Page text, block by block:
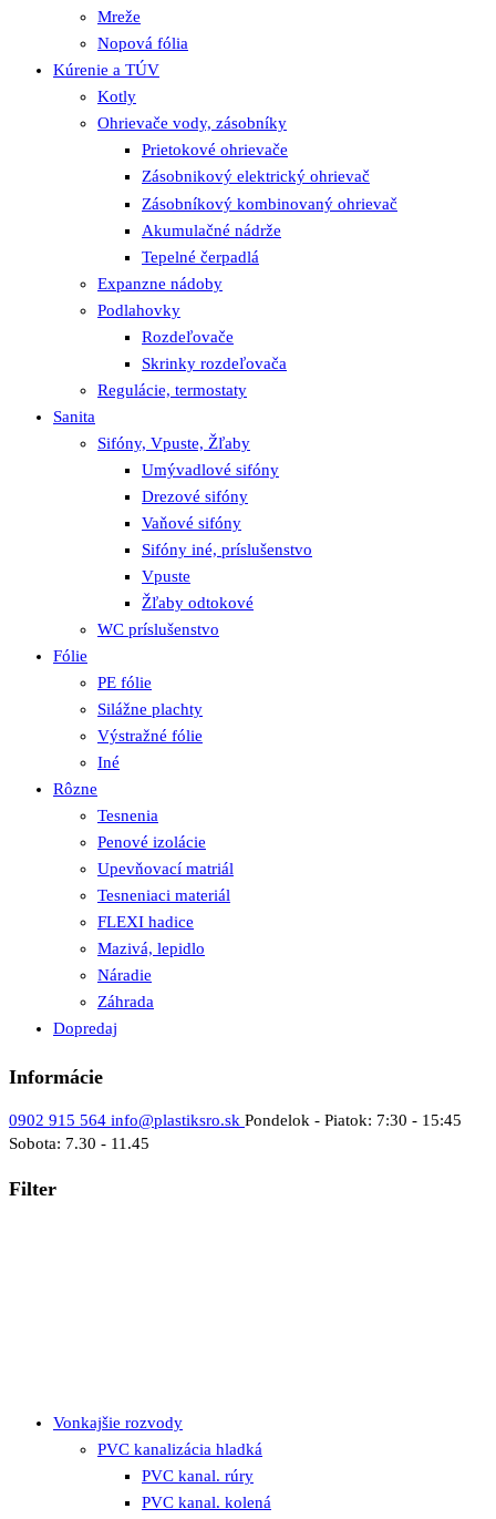
Mreže
Nopová fólia
Kúrenie a TÚV
Kotly
Ohrievače vody, zásobníky
Prietokové ohrievače
Zásobnikový elektrický ohrievač
Zásobníkový kombinovaný ohrievač
Akumulačné nádrže
Tepelné čerpadlá
Expanzne nádoby
Podlahovky
Rozdeľovače
Skrinky rozdeľovača
Regulácie, termostaty
Sanita
Sifóny, Vpuste, Žľaby
Umývadlové sifóny
Drezové sifóny
Vaňové sifóny
Sifóny iné, príslušenstvo
Vpuste
Žľaby odtokové
WC príslušenstvo
Fólie
PE fólie
Silážne plachty
Výstražné fólie
Iné
Rôzne
Tesnenia
Penové izolácie
Upevňovací matriál
Tesneniaci materiál
FLEXI hadice
Mazivá, lepidlo
Náradie
Záhrada
Dopredaj
Informácie
0902 915 564 info@plastiksro.sk Pondelok - Piatok: 7:30 - 15:45
Sobota: 7.30 - 11.45
Filter
Vonkajšie rozvody
PVC kanalizácia hladká
PVC kanal. rúry
PVC kanal. kolená